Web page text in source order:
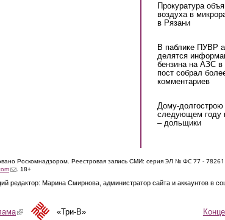
Прокуратура
воздуха в
в Рязани
В паблике ПУВР
делятся
бензина на АЗС
пост собрал
комментариев
Дому-
следующем году
– дольщики
Роскомнадзором. Реестровая запись СМИ: серия ЭЛ № ФС 77 - 7826
(link sends e-mail)
. 18+
редактор: Марина Смирнова, администратор сайта и аккаунтов в
(link is external)«Три-В»